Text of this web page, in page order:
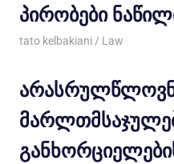
პირობები
09/10/2013
tato kelbakiani Law